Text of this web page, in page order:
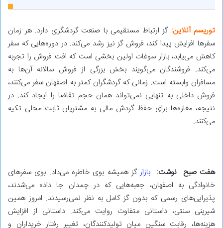
توریسم آنلاین: گز ارتباط مستقیمی با صنعت گردشگری دارد. هر زمان
سفرها افزایش پیدا کند، فروش گز نیز رشد می‌کند. در دوره‌هایی که سفر
کاهش می‌یابد، بازار سوغات اولین بخشی است که افت فروش را تجربه
می‌کند. فروشندگان می‌گویند بخش بزرگی از فروش سالانه آن‌ها به
مسافران وابسته است. زمانی که گردشگران کمتر به اصفهان سفر می‌کنند،
فروش داخلی به تنهایی نمی‌تواند همان حجم تقاضا را ایجاد کند. در
نتیجه، مغازه‌ها برای حفظ گردش مالی به مشتریان ثابت محلی تکیه
می‌کنند.
هفت صبح نوشت: بازارگز همیشه بوی خاطره می‌داد. بوی سفرهای
خانوادگی به اصفهان، جعبه‌هایی که در چمدان جا داده می‌شدند،
پذیرایی‌های رسمی که بدون گز کامل به نظر نمی‌رسیدند. امروز همین
شیرینی سنتی، داستانی متفاوت روایت می‌کند. داستانی از افزایش
هزینه‌ها، رقابت سنگین میان تولیدکنندگان، تغییر رفتار خریداران و